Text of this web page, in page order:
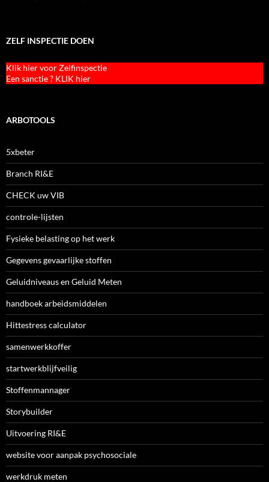
ZELF INSPECTIE DOEN
Klik hier voor Zelfinspectie
Een sanctie ? KLIK hier
ARBOTOOLS
5xbeter
Branch RI&E
CHECK uw VIB
controle-lijsten
Fysieke belasting op het werk
Gegevens gevaarlijke stoffen
Geluidniveaus en Geluid Meten
handboek arbeidsmiddelen
Hittestress calculator
samenwerkkoffer
startwerkblijfveilig
Stoffenmannager
Storybuilder
Uitvoering RI&E
website voor aanpak psychosociale
werkdruk meten